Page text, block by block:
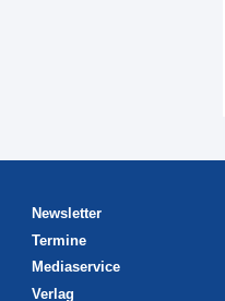
Newsletter
Termine
Mediaservice
Verlag